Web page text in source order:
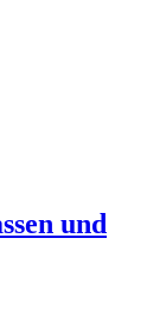
und